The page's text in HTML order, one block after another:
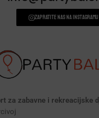
Zapratite nas na instagramu
za zabavne i rekreacijske